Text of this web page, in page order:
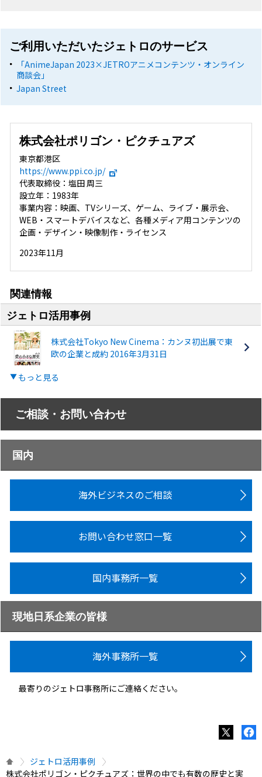
ご利用いただいたジェトロのサービス
「AnimeJapan 2023×JETROアニメコンテンツ・オンライン
商談会」
Japan Street
株式会社ポリゴン・ピクチュアズ
東京都港区
https://www.ppi.co.jp/
代表取締役：塩田 周三
設立年：1983年
事業内容：映画、TVシリーズ、ゲーム、ライブ・展示会、
WEB・スマートデバイスなど、各種メディア用コンテンツの
企画・デザイン・映像制作・ライセンス
2023年11月
関連情報
ジェトロ活用事例
株式会社Tokyo New Cinema：カンヌ初出展で東
欧の企業と成約 2016年3月31日
もっと見る
ご相談・お問い合わせ
国内
海外ビジネスのご相談
お問い合わせ窓口一覧
国内事務所一覧
現地日系企業の皆様
海外事務所一覧
最寄りのジェトロ事務所にご連絡ください。
ジェトロ活用事例
株式会社ポリゴン・ピクチュアズ：世界の中でも有数の歴史と実